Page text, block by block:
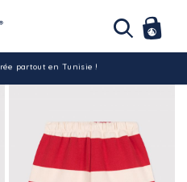
partout en Tunisie !